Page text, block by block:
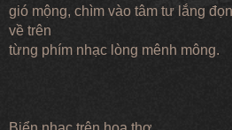
gió mộng, chìm vào tâm tư lắng
về trên
từng phím nhạc lòng mênh mông.